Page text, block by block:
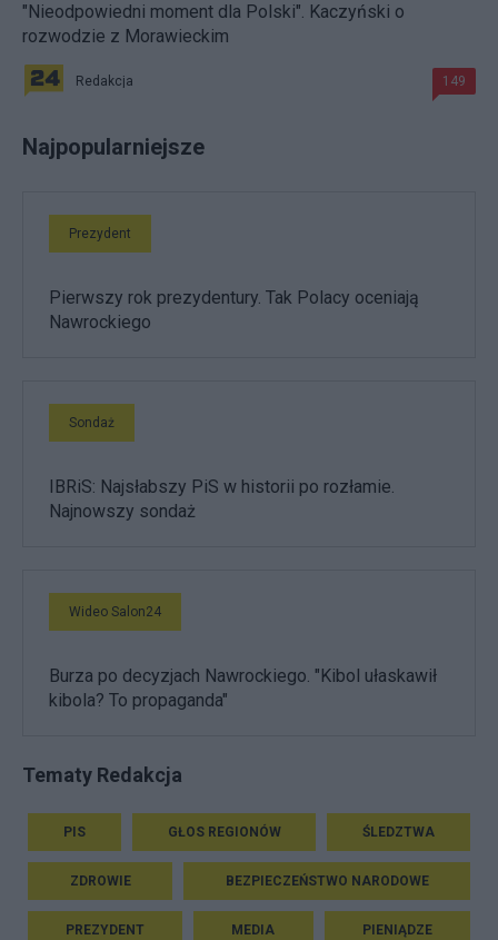
"Nieodpowiedni moment dla Polski". Kaczyński o
rozwodzie z Morawieckim
Redakcja 149
Najpopularniejsze
Prezydent
Pierwszy rok prezydentury. Tak Polacy oceniają
Nawrockiego
Sondaż
IBRiS: Najsłabszy PiS w historii po rozłamie.
Najnowszy sondaż
Wideo Salon24
Burza po decyzjach Nawrockiego. "Kibol ułaskawił
kibola? To propaganda"
Tematy Redakcja
PIS GŁOS REGIONÓW ŚLEDZTWA
ZDROWIE BEZPIECZEŃSTWO NARODOWE
PREZYDENT MEDIA PIENIĄDZE